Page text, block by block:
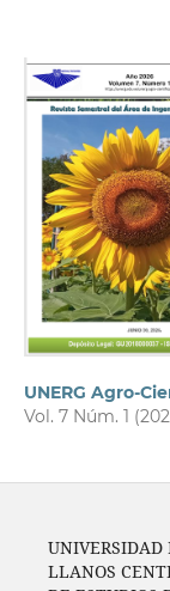
UNERG Agro-
Vol. 7 Núm. 1
UNIVERSIDAD
LLANOS